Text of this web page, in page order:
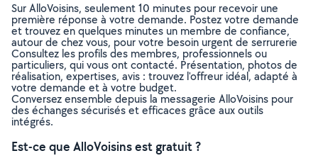
Sur AlloVoisins, seulement 10 minutes pour recevoir une
première réponse à votre demande. Postez votre demande
et trouvez en quelques minutes un membre de confiance,
autour de chez vous, pour votre besoin urgent de serrurerie
Consultez les profils des membres, professionnels ou
particuliers, qui vous ont contacté. Présentation, photos de
réalisation, expertises, avis : trouvez l'offreur idéal, adapté à
votre demande et à votre budget.
Conversez ensemble depuis la messagerie AlloVoisins pour
des échanges sécurisés et efficaces grâce aux outils
intégrés.
Est-ce que AlloVoisins est gratuit ?